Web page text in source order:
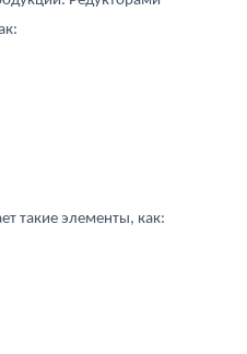
такие элементы, как: